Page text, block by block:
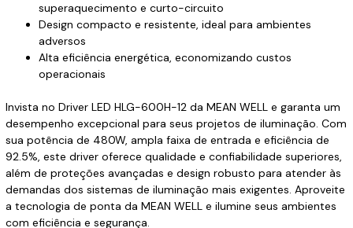
superaquecimento e curto-circuito
Design compacto e resistente, ideal para ambientes
adversos
Alta eficiência energética, economizando custos
operacionais
Invista no Driver LED HLG-600H-12 da MEAN WELL e garanta um
desempenho excepcional para seus projetos de iluminação. Com
sua potência de 480W, ampla faixa de entrada e eficiência de
92.5%, este driver oferece qualidade e confiabilidade superiores,
além de proteções avançadas e design robusto para atender às
demandas dos sistemas de iluminação mais exigentes. Aproveite
a tecnologia de ponta da MEAN WELL e ilumine seus ambientes
com eficiência e segurança.